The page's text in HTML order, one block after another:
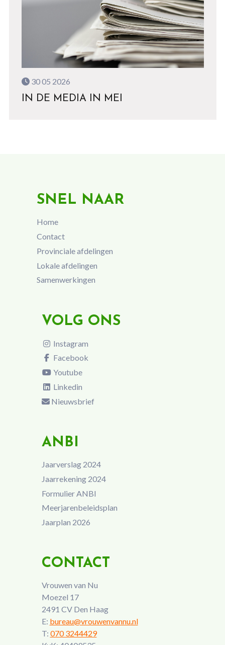
30 05 2026
IN DE MEDIA IN MEI
SNEL NAAR
Home
Contact
Provinciale afdelingen
Lokale afdelingen
Samenwerkingen
VOLG ONS
Instagram
Facebook
Youtube
Linkedin
Nieuwsbrief
ANBI
Jaarverslag 2024
Jaarrekening 2024
Formulier ANBI
Meerjarenbeleidsplan
Jaarplan 2026
CONTACT
Vrouwen van Nu
Moezel 17
2491 CV Den Haag
E: bureau@vrouwenvannu.nl
T: 070 3244429